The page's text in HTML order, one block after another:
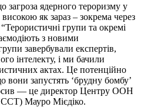
загроза ядерного тероризму у
як зараз – зокрема через
групи та окремі
з новими
завербували експертів,
інтелекту, і ми бачили
актах. Це потенційно
вони запустять ‘брудну бомбу’
— це директор Центру ООН
Мауро Мієдіко.